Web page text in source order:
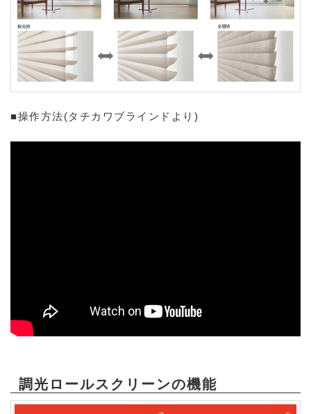
■操作方法(タチカワブラインドより)
調光ロールスクリーンの機能